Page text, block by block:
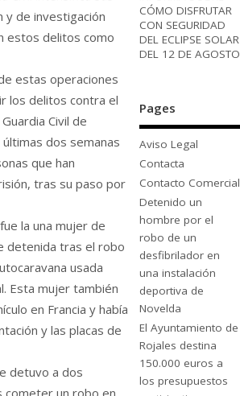
y de investigación
estos delitos como
estas operaciones
los delitos contra el
Civil de
dos semanas
que han
tras su paso por
la una mujer de
detenida tras el robo
usada
Esta mujer también
en Francia y había
y las placas de
detuvo a dos
CÓMO DISFRUTAR
CON SEGURIDAD
DEL ECLIPSE SOLAR
DEL 12 DE AGOSTO
Pages
Aviso Legal
Contacta
Contacto Comercial
Detenido un
hombre por el
robo de un
desfibrilador en
una instalación
deportiva de
Novelda
El Ayuntamiento de
Rojales destina
150.000 euros a
los presupuestos